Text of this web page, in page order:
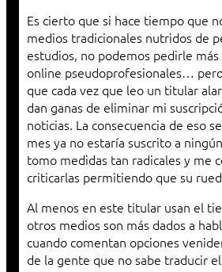
Es cierto que si hace tiempo que
medios tradicionales nutridos de
estudios, no podemos pedirle
online pseudoprofesionales…
que cada vez que leo un titular
dan ganas de eliminar mi
noticias. La consecuencia de eso
mes ya no estaría suscrito a
tomo medidas tan radicales y me
criticarlas permitiendo que su
Al menos en este titular usan el
otros medios son más dados a
cuando comentan opciones
de la gente que no sabe traducir